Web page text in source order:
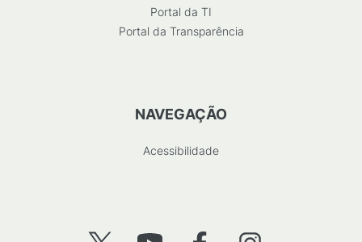
Portal da TI
Portal da Transparência
NAVEGAÇÃO
Acessibilidade